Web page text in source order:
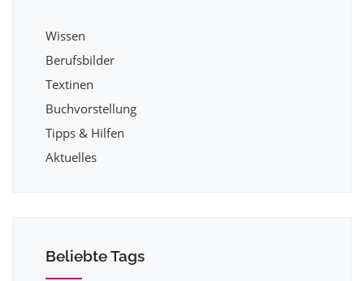
Wissen
Berufsbilder
Textinen
Buchvorstellung
Tipps & Hilfen
Aktuelles
Beliebte Tags